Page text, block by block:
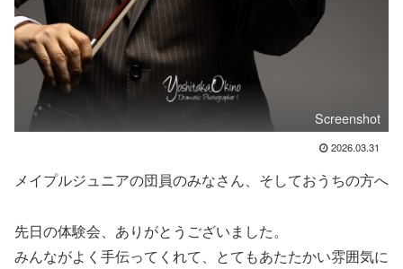
Screenshot
2026.03.31
メイプルジュニアの団員のみなさん、そしておうちの方へ
先日の体験会、ありがとうございました。
みんながよく手伝ってくれて、とてもあたたかい雰囲気に